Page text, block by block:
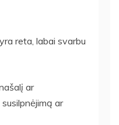
reta, labai svarbu
ar
ar